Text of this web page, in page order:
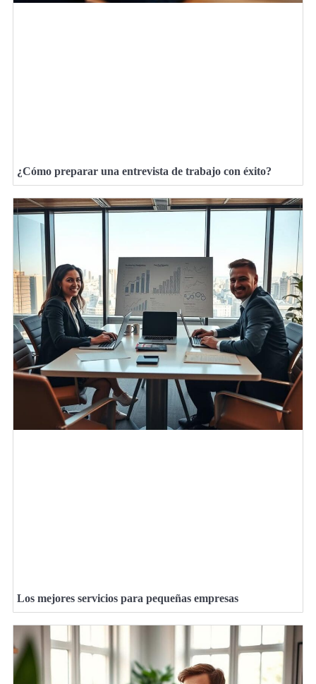
¿Cómo preparar una entrevista de trabajo con éxito?
Los mejores servicios para pequeñas empresas